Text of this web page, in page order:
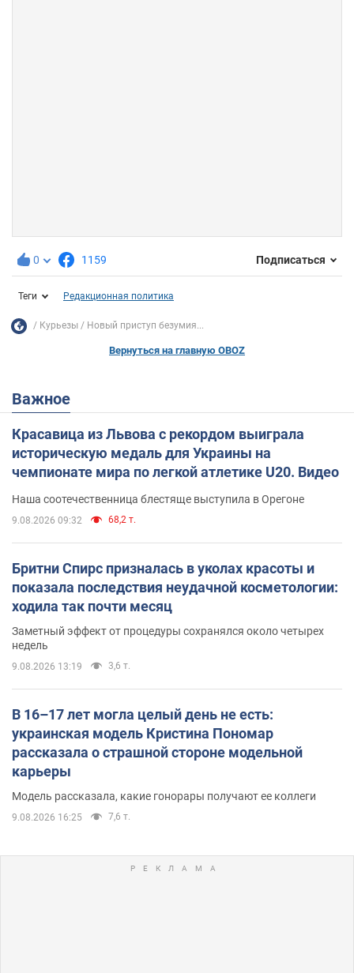
0 1159 Подписаться
Теги Редакционная политика
Курьезы Новый приступ безумия...
Вернуться на главную OBOZ
Важное
Красавица из Львова с рекордом выиграла
историческую медаль для Украины на
чемпионате мира по легкой атлетике U20. Видео
Наша соотечественница блестяще выступила в Орегоне
9.08.2026 09:32 68,2 т.
Бритни Спирс призналась в уколах красоты и
показала последствия неудачной косметологии:
ходила так почти месяц
Заметный эффект от процедуры сохранялся около четырех
недель
9.08.2026 13:19 3,6 т.
В 16–17 лет могла целый день не есть:
украинская модель Кристина Пономар
рассказала о страшной стороне модельной
карьеры
Модель рассказала, какие гонорары получают ее коллеги
9.08.2026 16:25 7,6 т.